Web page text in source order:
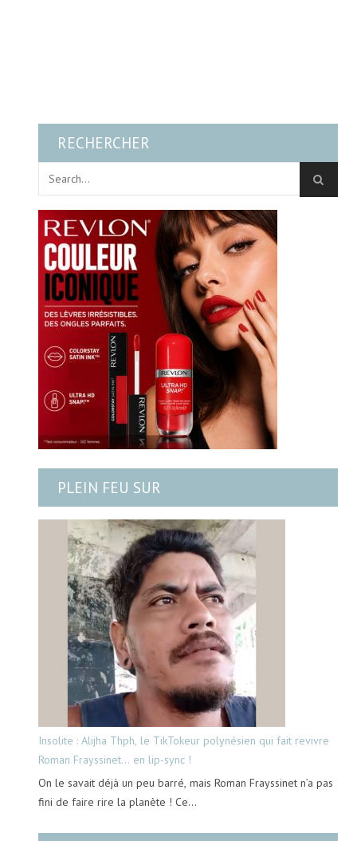
RECHERCHER
PLEIN FEU SUR
Insolite : Alijha Thph, le TikTokeur polynésien qui fait revivre
Roman Frayssinet… en lip-sync !
On le savait déjà un peu barré, mais Roman Frayssinet n’a pas
fini de faire rire la planète ! Ce…